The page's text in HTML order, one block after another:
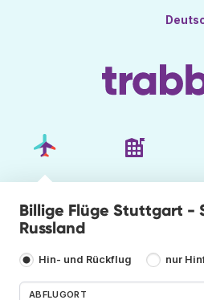
Billige Flüge Stuttgart -
Russland
Hin- und Rückflug nur
ABFLUGORT